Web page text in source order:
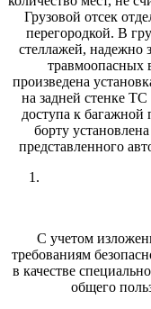
Грузовой отсек
перегородкой. В
стеллажей, надежно
произведена
на задней стенке
доступа к багажной
борту
представленного
С учетом
требованиям
в качестве
общего